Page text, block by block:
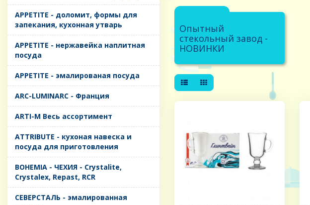
APPETITE - доломит, формы для
запекания, кухонная утварь
APPETITE - нержавейка наплитная
посуда
APPETITE - эмалированая посуда
ARC-LUMINARC - Франция
ARTI-M Весь ассортимент
ATTRIBUTE - кухоная навеска и
посуда для приготовления
BOHEMIA - ЧЕХИЯ - Crystalite,
Crystalex, Repast, RCR
CЕВЕРСТАЛЬ - эмалированная
Опытный
стекольный завод -
НОВИНКИ